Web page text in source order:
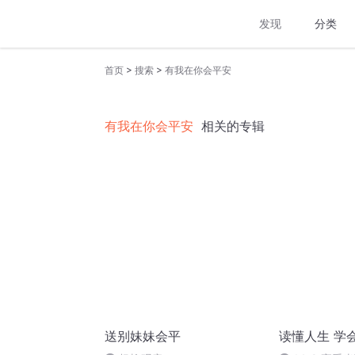
发现 分类
首页 > 搜索 > 有我在你会平安
有我在你会平安 相关的专辑
送别妹妹会平 读懂人生 学